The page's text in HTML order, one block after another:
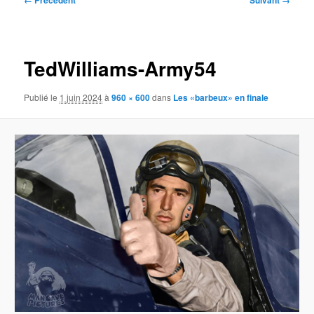
TedWilliams-Army54
Publié le 1 juin 2024à960 × 600dans Les «barbeux» en finale